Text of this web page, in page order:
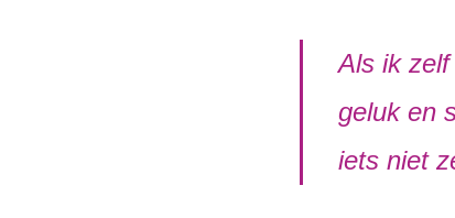
Als ik
geluk en
iets niet